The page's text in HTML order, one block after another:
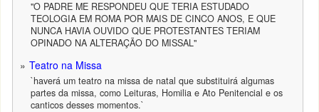
"O PADRE ME RESPONDEU QUE TERIA ESTUDADO
TEOLOGIA EM ROMA POR MAIS DE CINCO ANOS, E QUE
NUNCA HAVIA OUVIDO QUE PROTESTANTES TERIAM
OPINADO NA ALTERAÇÃO DO MISSAL"
Teatro na Missa
`haverá um teatro na missa de natal que substituirá algumas
partes da missa, como Leituras, Homilia e Ato Penitencial e os
canticos desses momentos.`